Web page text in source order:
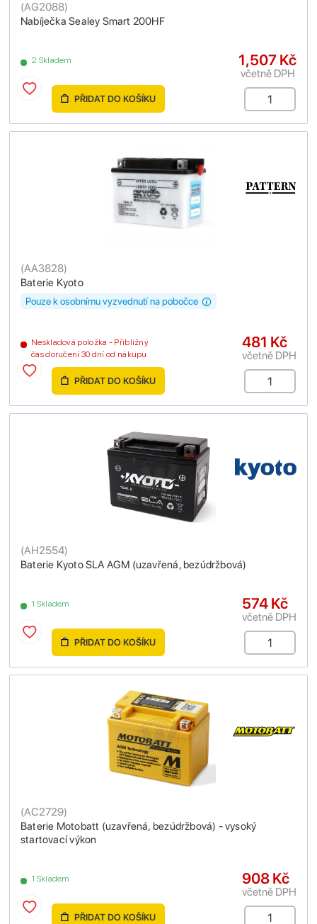
Nabíječka Sealey Smart 200HF
(AG2088)
2 Skladem 1,507 Kč
včetně DPH
PŘIDAT DO KOŠÍKU
Baterie Kyoto
(AA3828)
Neskladová položka - Přibližný
čas doručení 30 dní od nákupu
Pouze k osobnímu vyzvednutí na pobočce
481 Kč
včetně DPH
PŘIDAT DO KOŠÍKU
Baterie Kyoto SLA AGM (uzavřená, bezúdržbová)
(AH2554)
1 Skladem 574 Kč
včetně DPH
PŘIDAT DO KOŠÍKU
Baterie Motobatt (uzavřená, bezúdržbová) - vysoký
startovací výkon
(AC2729)
1 Skladem 908 Kč
včetně DPH
PŘIDAT DO KOŠÍKU